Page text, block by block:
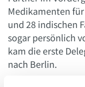
Medikamenten
und 28 indischen
sogar persönlich
kam die erste
nach Berlin.